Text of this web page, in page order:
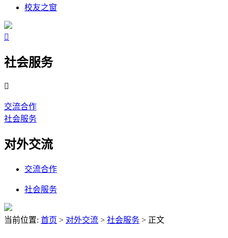
校友之窗

社会服务

交流合作
社会服务
对外交流
交流合作
社会服务
当前位置: 首页 > 对外交流 > 社会服务 > 正文